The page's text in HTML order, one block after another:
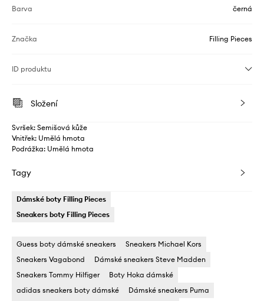
Barva černá
Značka Filling Pieces
ID produktu
Složení
Svršek: Semišová kůže
Vnitřek: Umělá hmota
Podrážka: Umělá hmota
Tagy
Dámské boty Filling Pieces
Sneakers boty Filling Pieces
Guess boty dámské sneakers
Sneakers Michael Kors
Sneakers Vagabond
Dámské sneakers Steve Madden
Sneakers Tommy Hilfiger
Boty Hoka dámské
adidas sneakers boty dámské
Dámské sneakers Puma